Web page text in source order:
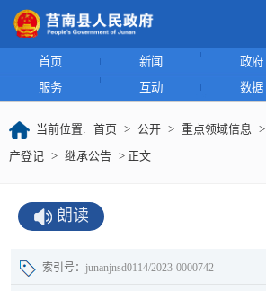
首页 新闻 政府
服务
互动 数据
当前位置: 首页 > 公开 > 重点领域信息 >
产登记 > 继承公告 > 正文
朗读
索引号： junanjnsd0114/2023-0000742